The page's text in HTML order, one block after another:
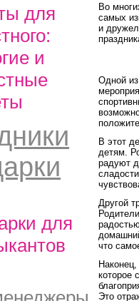
для
и
для
Во
самых
и
Одной
В этот
детям.
радуют
Другой
что
которое
Это